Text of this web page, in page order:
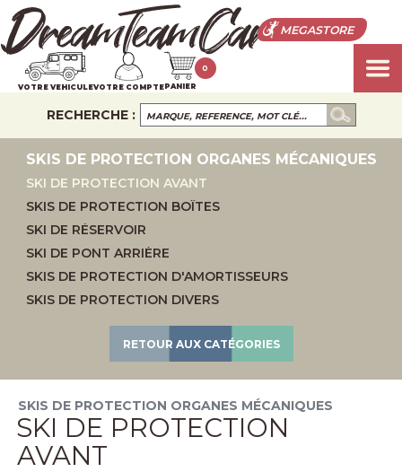
MEGASTORE
VOTRE VEHICULEVOTRE COMPTEPANIER
0
RECHERCHE :
SKIS DE PROTECTION ORGANES MÉCANIQUES
SKI DE PROTECTION AVANT
SKIS DE PROTECTION BOÎTES
SKI DE RÉSERVOIR
SKI DE PONT ARRIÈRE
SKIS DE PROTECTION D'AMORTISSEURS
SKIS DE PROTECTION DIVERS
RETOUR AUX CATÉGORIES
SKIS DE PROTECTION ORGANES MÉCANIQUES
SKI DE PROTECTION
AVANT